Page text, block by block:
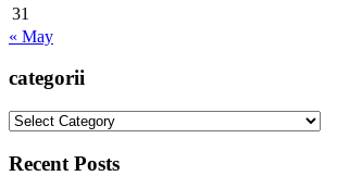
31
« May
categorii
categorii
Recent Posts